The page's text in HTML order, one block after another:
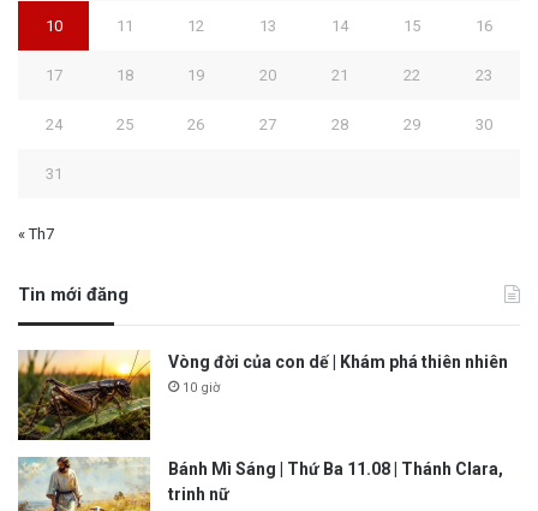
10 11 12 13 14 15 16
17 18 19 20 21 22 23
24 25 26 27 28 29 30
31
« Th7
Tin mới đăng
Vòng đời của con dế | Khám phá thiên nhiên
10 giờ
Bánh Mì Sáng | Thứ Ba 11.08 | Thánh Clara,
trinh nữ